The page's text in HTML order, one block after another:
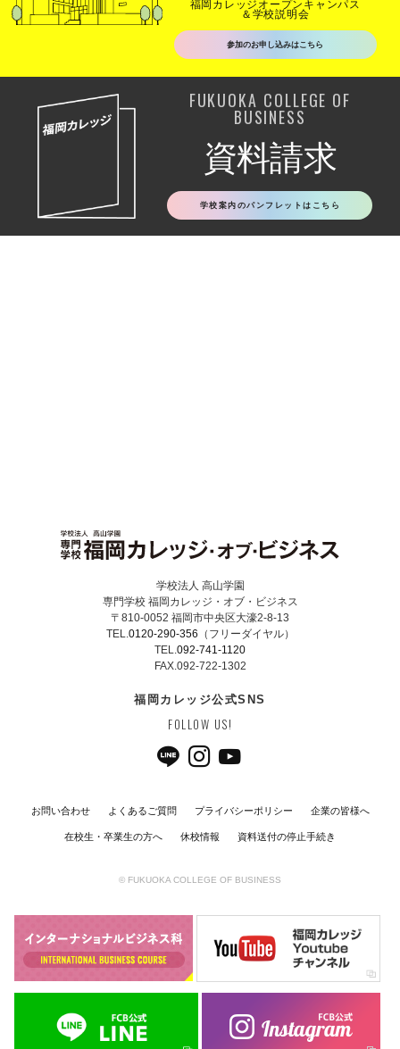
福岡カレッジオープンキャンパス
＆学校説明会
参加のお申し込みはこちら
FUKUOKA COLLEGE OF
BUSINESS
資料請求
学校案内のパンフレットはこちら
学校法人 高山学園
専門学校 福岡カレッジ・オブ・ビジネス
〒810-0052 福岡市中央区大濠2-8-13
TEL.0120-290-356 （フリーダイヤル）
TEL.092-741-1120
FAX.092-722-1302
福岡カレッジ公式SNS
FOLLOW US!
お問い合わせ よくあるご質問 プライバシーポリシー 企業の皆様へ
在校生・卒業生の方へ 休校情報 資料送付の停止手続き
© FUKUOKA COLLEGE OF BUSINESS